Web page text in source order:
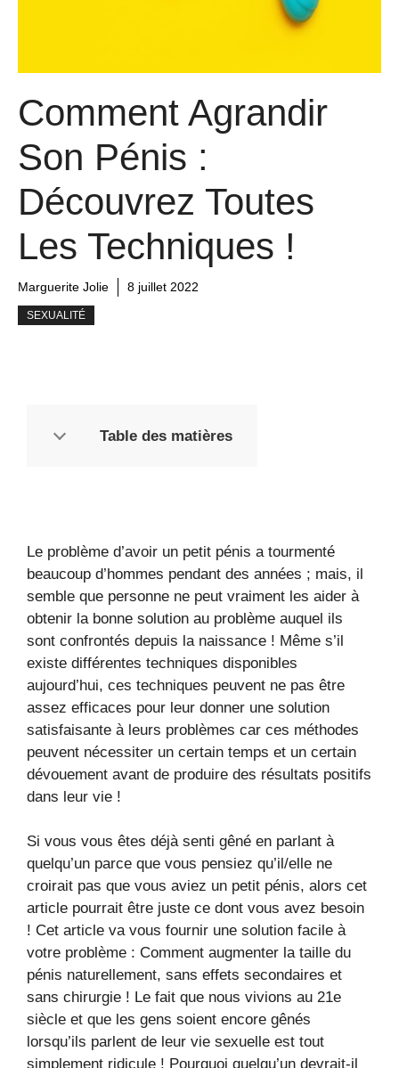
Comment Agrandir
Son Pénis :
Découvrez Toutes
Les Techniques !
Marguerite Jolie 8 juillet 2022
SEXUALITÉ
Table des matières
Le problème d’avoir un petit pénis a tourmenté
beaucoup d’hommes pendant des années ; mais, il
semble que personne ne peut vraiment les aider à
obtenir la bonne solution au problème auquel ils
sont confrontés depuis la naissance ! Même s’il
existe différentes techniques disponibles
aujourd’hui, ces techniques peuvent ne pas être
assez efficaces pour leur donner une solution
satisfaisante à leurs problèmes car ces méthodes
peuvent nécessiter un certain temps et un certain
dévouement avant de produire des résultats positifs
dans leur vie !
Si vous vous êtes déjà senti gêné en parlant à
quelqu’un parce que vous pensiez qu’il/elle ne
croirait pas que vous aviez un petit pénis, alors cet
article pourrait être juste ce dont vous avez besoin
! Cet article va vous fournir une solution facile à
votre problème : Comment augmenter la taille du
pénis naturellement, sans effets secondaires et
sans chirurgie ! Le fait que nous vivions au 21e
siècle et que les gens soient encore gênés
lorsqu’ils parlent de leur vie sexuelle est tout
simplement ridicule ! Pourquoi quelqu’un devrait-il